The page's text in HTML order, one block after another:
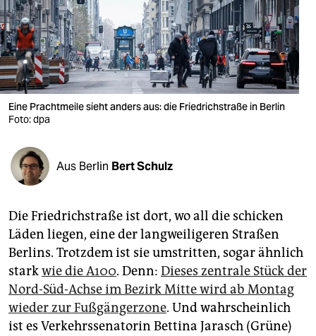
wahrheit
verlag
verlag
veranstaltungen
fragen & hilfe
unterstützen
abo
genossenschaft
epaper login
Eine Prachtmeile sieht anders aus: die Friedrichstraße in Berlin
Foto: dpa
Aus Berlin Bert Schulz
Die Friedrichstraße ist dort, wo all die schicken
Läden liegen, eine der langweiligeren Straßen
Berlins. Trotzdem ist sie umstritten, sogar ähnlich
starkwie die A100. Denn: Dieses zentrale Stück der
Nord-Süd-Achse im Bezirk Mitte wird ab Montag
wieder zur Fußgängerzone. Und wahrscheinlich
ist es Verkehrssenatorin Bettina Jarasch (Grüne)